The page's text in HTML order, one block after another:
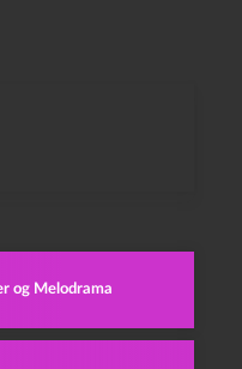
og Melodrama